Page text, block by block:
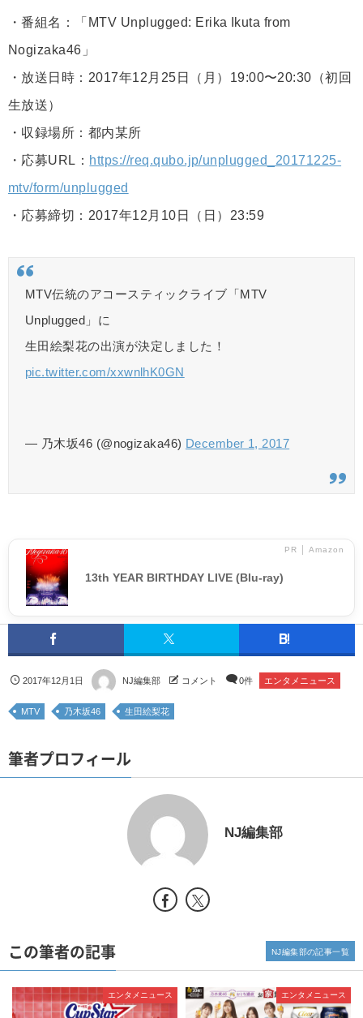
・番組名：「MTV Unplugged: Erika Ikuta from
Nogizaka46」
・放送日時：2017年12月25日（月）19:00〜20:30（初回
生放送）
・収録場所：都内某所
・応募URL： https://req.qubo.jp/unplugged_20171225-
mtv/form/unplugged
・応募締切：2017年12月10日（日）23:59
MTV伝統のアコースティックライブ「MTV
Unplugged」に
生田絵梨花の出演が決定しました！
pic.twitter.com/xxwnlhK0GN
— 乃木坂46 (@nogizaka46) December 1, 2017
PR │ Amazon
13th YEAR BIRTHDAY LIVE (Blu-ray)
2017年12月1日 NJ編集部 コメント 0件 エンタメニュース
MTV 乃木坂46 生田絵梨花
筆者プロフィール
NJ編集部
この筆者の記事
エンタメニュース エンタメニュース
NJ編集部の記事一覧